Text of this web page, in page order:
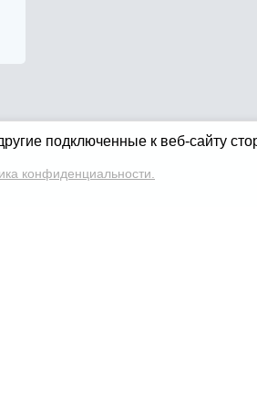
подключенные к веб-сайту
конфиденциальности.